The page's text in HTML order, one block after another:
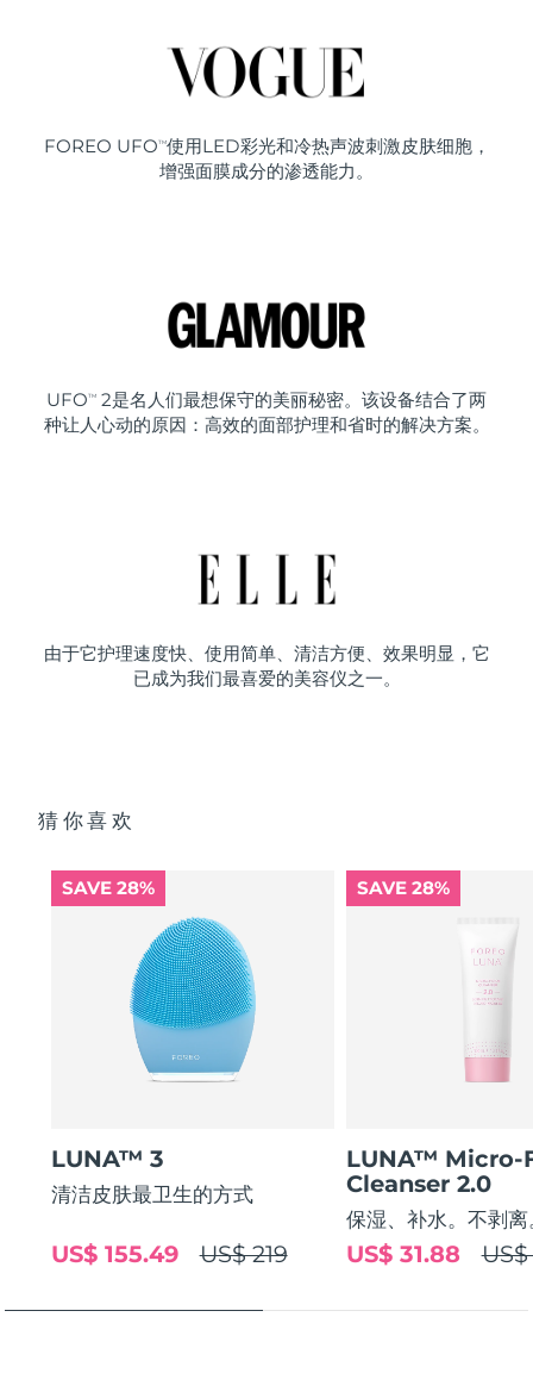
FOREO UFO TM使用LED彩光和冷热声波刺激皮肤细胞，
增强面膜成分的渗透能力。
UFO TM
2是名人们最想保守的美丽秘密。该设备结合了两
种让人心动的原因：高效的面部护理和省时的解决方案。
由于它护理速度快、使用简单、清洁方便、效果明显，它
已成为我们最喜爱的美容仪之一。
猜你喜欢
SAVE 28%
LUNA™ 3
清洁皮肤最卫生的方式
US$ 219
US$ 155.49
SAVE 28%
LUNA™ Micro-
Cleanser 2.0
保湿、补水。不剥离
US$ 31.88